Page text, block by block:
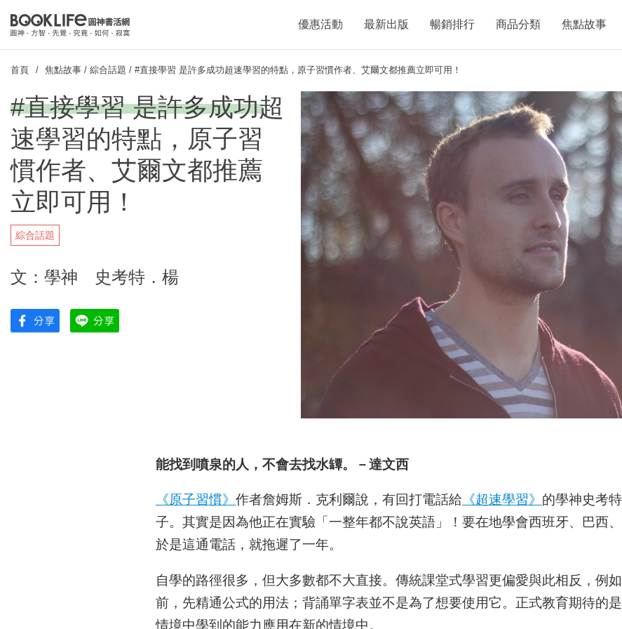
優惠活動 最新出版 暢銷排行 商品分類 焦點故事
首頁 焦點故事 / 綜合話題 / #直接學習 是許多成功超速學習的特點，原子習慣作者、艾爾文都推薦立即可用！
#直接學習 是許多成功超
速學習的特點，原子習
慣作者、艾爾文都推薦
立即可用！
綜合話題
文：學神 史考特．楊
能找到噴泉的人，不會去找水罈。－達文西
《原子習慣》 作者詹姆斯．克利爾說，有回打電話給 《超速學習》 的學神史考
子。其實是因為他正在實驗「一整年都不說英語」！要在地學會西班牙、巴西
於是這通電話，就拖遲了一年。
自學的路徑很多，但大多數都不大直接。傳統課堂式學習更偏愛與此相反，例
前，先精通公式的用法；背誦單字表並不是為了想要使用它。正式教育期待的
情境中學到的能力應用在新的情境中。